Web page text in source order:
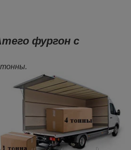
фургон с
тонны.